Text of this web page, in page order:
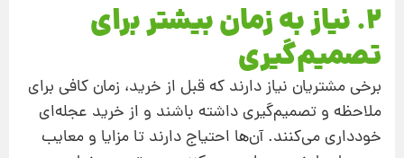
2. نیاز به زمان بیشتر برای
تصمیم‌گیری
برخی مشتریان نیاز دارند که قبل از خرید، زمان کافی برای
ملاحظه و تصمیم‌گیری داشته باشند و از خرید عجله‌ای
خودداری می‌کنند. آن‌ها احتیاج دارند تا مزایا و معایب